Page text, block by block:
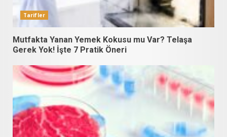
Tarifler
Mutfakta Yanan Yemek Kokusu mu Var? Telaşa
Gerek Yok! İşte 7 Pratik Öneri